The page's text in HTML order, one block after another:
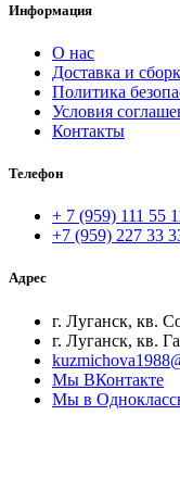
Информация
О нас
Доставка и
Политика
Условия
Контакты
Телефон
+ 7 (959) 111 55
+7 (959) 227 33
Адрес
г. Луганск, кв.
г. Луганск, кв.
Мы ВКонтакте
Мы в